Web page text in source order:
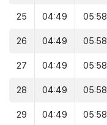
25 04:49 05:58
26 04:49 05:58
27 04:49 05:58
28 04:49 05:58
29 04:49 05:58